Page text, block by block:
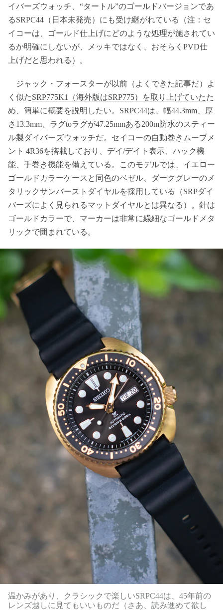
イバーズウォッチ、“タートル”のゴールドバージョンであ
るSRPC44（日本未発売）にも受け継がれている（注：セ
イコーは、ゴールド仕上げにどのような処理が施されてい
るか明確にしないが、メッキではなく、おそらくPVD仕
上げだと思われる）。
ジャック・フォースターが以前（よくできた記事だ）よ
く似たSRP775K1（海外版はSRP775）を取り上げていたた
め、簡単に概要を説明したい。SRPC44は、幅44.3mm、厚
さ13.3mm、ラグtoラグが47.25mmある200m防水のスティー
ル製ダイバーズウォッチだ。セイコーの自動巻きムーブメ
ント 4R36を搭載しており、デイ/デイト表示、ハック機
能、手巻き機能を備えている。このモデルでは、イエロー
ゴールドカラーケースと同色のベゼル、ダークグレーのメ
タリックサンバーストダイヤルを採用している（SRPダイ
バーズによく見られるマットダイヤルとは異なる）。針は
ゴールドカラーで、マーカーは非常に繊細なゴールドメタ
リックで囲まれている。
温かみがあり、クラシックで楽しいSRPC44は、45年前の
レンズ越しに見てもいいものだ（さあ、読み進めて欲し